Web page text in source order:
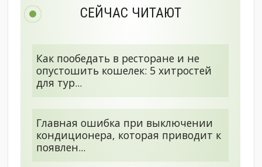
СЕЙЧАС ЧИТАЮТ
Как пообедать в ресторане и не
опустошить кошелек: 5 хитростей
для тур...
Главная ошибка при выключении
кондиционера, которая приводит к
появлен...